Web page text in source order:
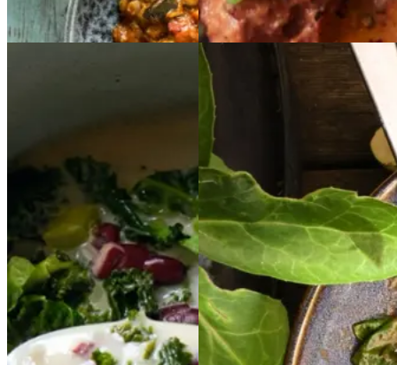
Vegansk
Vegetarisk
GRØNKÅLSSUPPE
GRØNKÅLSSUPPE
MED
MED
BACON,BACON,
SENNEPSENNEP
OGOG
RØDERØDE
BØNNERBØNNER
PastaPasta
i
tomatpestotomatpest
o medmed
kidneybønnerkidney
bønner